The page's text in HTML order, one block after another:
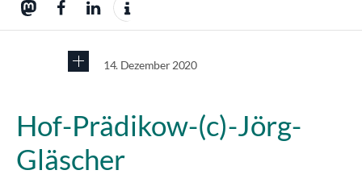
14. Dezember 2020
Hof-Prädikow-(c)-Jörg-
Gläscher